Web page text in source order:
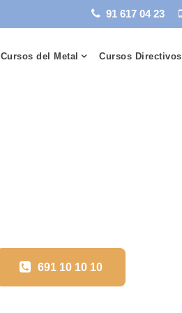
91 617 04 23
Cursos del Metal Cursos Directivos
691 10 10 10